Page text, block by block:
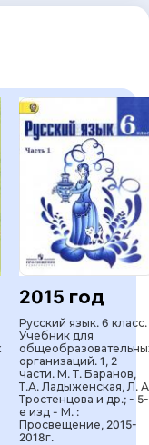
2015 год
Русский язык. 6 класс.
Учебник для
организаций. 1, 2
части. М. Т. Баранов,
Т.А. Ладыженская, Л.
Тростенцова и др.; - 5-
е изд - М. :
Просвещение, 2015-
2018г.